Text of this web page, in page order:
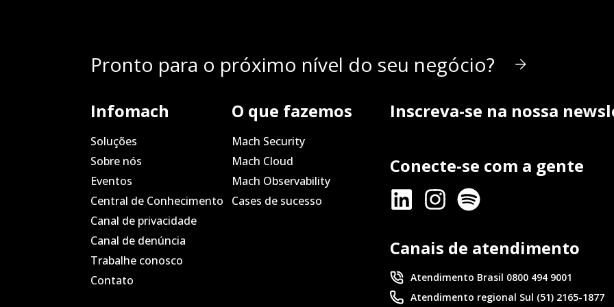
Pronto para o próximo nível do seu negócio?
Infomach
Soluções
Sobre nós
Eventos
Central de Conhecimento
Canal de privacidade
Canal de denúncia
Trabalhe conosco
Contato
O que fazemos
Mach Security
Mach Cloud
Mach Observability
Cases de sucesso
Inscreva-se na nossa
Conecte-se com a gente
Canais de atendimento
Atendimento Brasil 0800 494 9001
Atendimento regional Sul (51) 2165-1877